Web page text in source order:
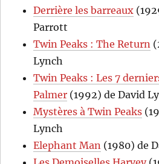
Derrière les barreaux
Parrott
Twin Peaks : The Return
Lynch
Twin Peaks : Les 7
Palmer (1992) de David
Mystères à Twin Peaks
Lynch
Elephant Man (1980) de